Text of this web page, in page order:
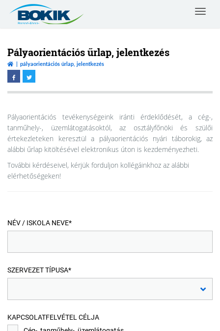
Zemplén
Vármegyei
Kereskedelmi
és
Toggle
Pályaorientációs űrlap, jelentkezés
pályaorientációs űrlap, jelentkezés
Pályaorientációs tevékenységeink iránti érdeklődését, a cég-,
tanműhely-, üzemlátogatásoktól, az osztályfőnöki és szülői
értekezleteken keresztül a pályaorientációs nyári táborokig, az
alábbi űrlap kitöltésével elektronikus úton is kezdeményezheti.
További kérdéseivel, kérjük forduljon kollégáinkhoz az alábbi
elérhetőségeken!
Kérjük,
töltse
az
összes
kötelező
az
NÉV / ISKOLA NEVE*
SZERVEZET TÍPUSA*
KAPCSOLATFELVÉTEL CÉLJA